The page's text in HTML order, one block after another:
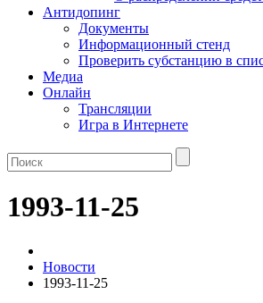
Антидопинг
Документы
Информационный стенд
Проверить субстанцию в
Медиа
Онлайн
Трансляции
Игра в Интернете
1993-11-25
Новости
1993-11-25